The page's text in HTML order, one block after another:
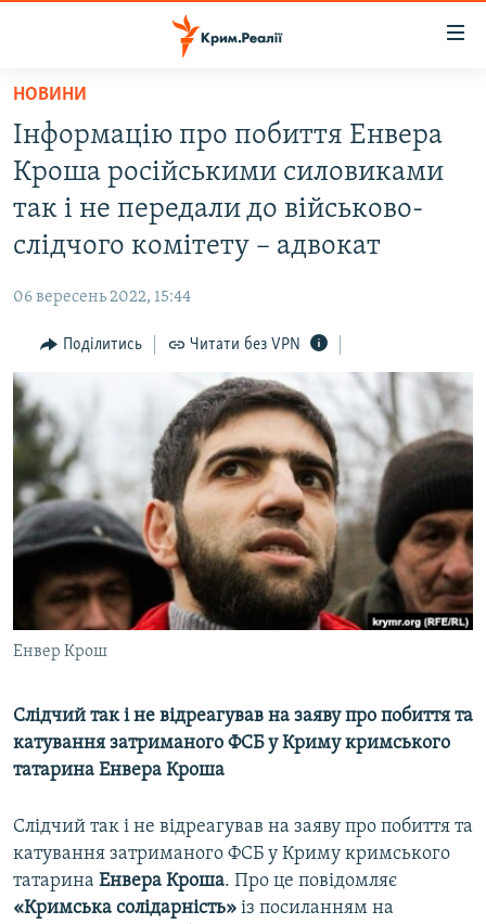
Перейти
основного
матеріалу
Перейти
до
основної
Перейти
пошуку
НОВИНИ
ВОДА.КРИМ
ВІДЕО ТА ФОТО
ПОЛІТИКА
ПОГЛЯД
ІНТЕРВ'Ю
ВСЕ ЗА ДЕНЬ
СПЕЦПРОЕКТИ
ДЕПОРТАЦІЯ
ВІДЕОУРОКИ «ELIFBE»
СВІДЧЕННЯ ОКУПАЦІЇ
УКРАЇНСЬКА ПРОБЛЕМА КРИМУ
ІНФОГРАФІКА
ЯК ОБІЙТИ БЛОКУВАННЯ
Русский
Qırımtatar
ДОЛУЧАЙСЯ!
Усі сайти RFE/RL
НОВИНИ
Інформацію про побиття Енвера
Кроша російськими силовиками
так і не передали до військово-
слідчого комітету – адвокат
06 вересень 2022, 15:44
Поділитись Читати без VPN
Енвер Крош
Слідчий так і не відреагував на заяву про побиття та
катування затриманого ФСБ у Криму кримського
татарина Енвера Кроша
Слідчий так і не відреагував на заяву про побиття та
катування затриманого ФСБ у Криму кримського
татарина Енвера Кроша. Про це повідомляє
«Кримська солідарність» із посиланням на